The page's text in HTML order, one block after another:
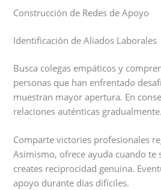
Construcción de Redes de Apoyo
Identificación de Aliados Laborales
Busca colegas empáticos y
personas que han enfrentado
muestran mayor apertura. En
relaciones auténticas gradualmente.
Comparte victories profesionales
Asimismo, ofrece ayuda cuando te
creates reciprocidad genuina.
apoyo durante días difíciles.